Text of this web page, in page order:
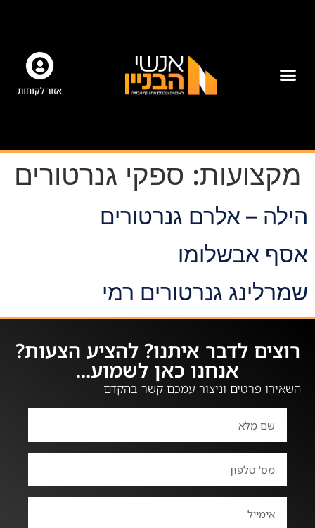
אזור לקוחות
מקצועות: ספקי גנרטורים
הילה – אלרם גנרטורים
אסף אבשלומו
שמרלינג גנרטורים רמי
רוצים לדבר איתנו? להציע הצעות?
אנחנו כאן לשמוע...
השאירו פרטים וניצור עמכם קשר בהקדם